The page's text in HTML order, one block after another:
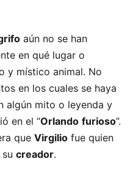
aún no se han
en qué lugar o
y místico animal. No
en los cuales se haya
algún mito o leyenda y
en el “Orlando furioso”.
que Virgilio fue quien
creador.